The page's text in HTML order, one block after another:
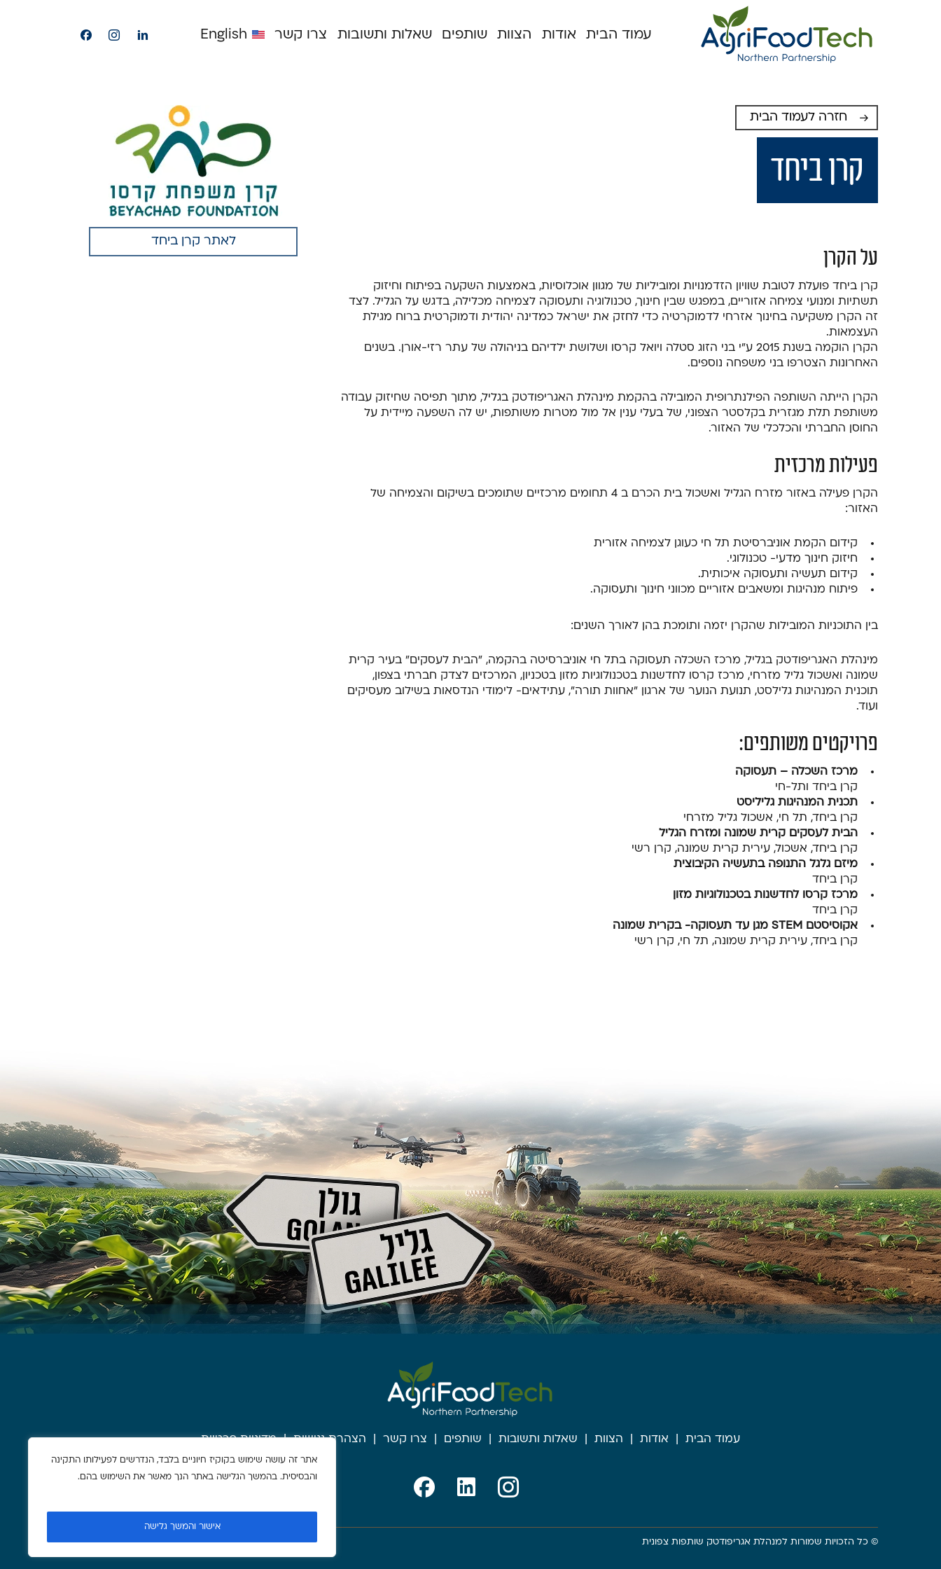
אתר זה עושה שימוש בקוקיז חיוניים בלבד, הנדרשים לפעילותו התקינה
והבסיסית. בהמשך הגלישה באתר הנך מאשר את השימוש בהם.
אישור והמשך גלישה
עמוד הבית אודות הצוות שותפים שאלות ותשובות צרו קשר English
Facebook
Instagram
לאתר קרן ביחד
חזרה לעמוד הבית
קרן ביחד
על הקרן
קרן ביחד פועלת לטובת שוויון הזדמנויות ומוביליות של מגוון אוכלוסיות, באמצעות השקעה בפיתוח וחיזוק
תשתיות ומנועי צמיחה אזוריים, במפגש שבין חינוך, טכנולוגיה ותעסוקה לצמיחה מכלילה, בדגש על הגליל. לצד
זה הקרן משקיעה בחינוך אזרחי לדמוקרטיה כדי לחזק את ישראל כמדינה יהודית ודמוקרטית ברוח מגילת
העצמאות.
הקרן הוקמה בשנת 2015 ע”י בני הזוג סטלה ויואל קרסו ושלושת ילדיהם בניהולה של עתר רזי-אורן. בשנים
האחרונות הצטרפו בני משפחה נוספים.
הקרן הייתה השותפה הפילנתרופית המובילה בהקמת מינהלת האגריפודטק בגליל, מתוך תפיסה שחיזוק עבודה
משותפת תלת מגזרית בקלסטר הצפוני, של בעלי ענין אל מול מטרות משותפות, יש לה השפעה מיידית על
החוסן החברתי והכלכלי של האזור.
פעילות מרכזית
הקרן פעילה באזור מזרח הגליל ואשכול בית הכרם ב 4 תחומים מרכזיים שתומכים בשיקום והצמיחה של
האזור:
קידום הקמת אוניברסיטת תל חי כעוגן לצמיחה אזורית
חיזוק חינוך מדעי- טכנולוגי.
קידום תעשיה ותעסוקה איכותית.
פיתוח מנהיגות ומשאבים אזוריים מכווני חינוך ותעסוקה.
בין התוכניות המובילות שהקרן יזמה ותומכת בהן לאורך השנים:
מינהלת האגריפודטק בגליל, מרכז השכלה תעסוקה בתל חי אוניברסיטה בהקמה, "הבית לעסקים" בעיר קרית
שמונה ואשכול גליל מזרחי, מרכז קרסו לחדשנות בטכנולוגיות מזון בטכניון, המרכזים לצדק חברתי בצפון,
תוכנית המנהיגות גלילסט, תנועת הנוער של ארגון "אחוות תורה", עתידאים- לימודי הנדסאות בשילוב מעסיקים
ועוד.
פרויקטים משותפים:
מרכז השכלה – תעסוקה
קרן ביחד ותל-חי
תכנית המנהיגות גליליסט
קרן ביחד, תל חי, אשכול גליל מזרחי
הבית לעסקים קרית שמונה ומזרח הגליל
קרן ביחד, אשכול, עירית קרית שמונה, קרן רשי
מיזם גלגל התנופה בתעשיה הקיבוצית
קרן ביחד
מרכז קרסו לחדשנות בטכנולוגיות מזון
קרן ביחד
אקוסיסטם STEM מגן עד תעסוקה- בקרית שמונה
קרן ביחד, עירית קרית שמונה, תל חי, קרן רשי
עמוד הבית אודות הצוות שאלות ותשובות שותפים צרו קשר הצהרת נגישות מדיניות פרטיות
© כל הזכויות שמורות למנהלת אגריפודטק שותפות צפונית